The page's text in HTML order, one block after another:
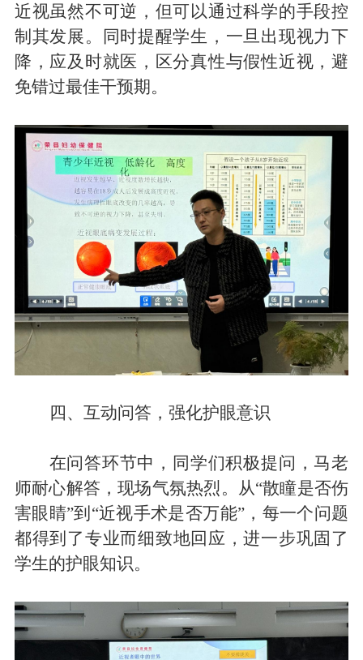
近视虽然不可逆，但可 以通过科学的手段控
制 其发展。同时提醒学生，一旦出现视力下
降，应及时就医，区分真性与假性近视，避
免错过最佳干预期。
四、互动问答，强化护眼意识
在问答环节中 ，同学们积极提问， 马老
师耐心解答，现场气氛热烈。从“散瞳是否伤
害眼睛”到“近视手术是否万能”，每一个问题
都得到 了专业而细致地回应，进一步巩固了
学生的护眼知识。